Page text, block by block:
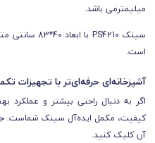
میلیمترمی باشد.
سینک PS4210 با ابعاد 40*83 سانتی متر و عمق لگن 20 سانتیمتر داراى عایق صدا
است.
آشپزخانه‌ای حرفه‌ای‌تر با تجهیزات
اگر به دنبال راحتی بیشتر و عملکرد
کیفیت، مکمل ایده‌آل سینک شماست.
آن کلیک کنید.